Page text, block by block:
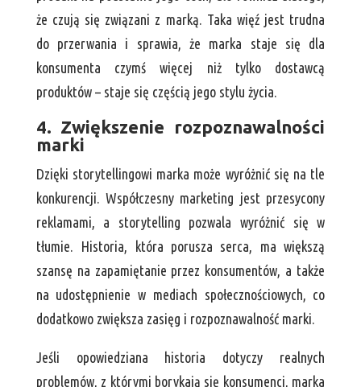
że czują się związani z marką. Taka więź jest trudna
do przerwania i sprawia, że marka staje się dla
konsumenta czymś więcej niż tylko dostawcą
produktów – staje się częścią jego stylu życia.
4. Zwiększenie rozpoznawalności
marki
Dzięki storytellingowi marka może wyróżnić się na tle
konkurencji. Współczesny marketing jest przesycony
reklamami, a storytelling pozwala wyróżnić się w
tłumie. Historia, która porusza serca, ma większą
szansę na zapamiętanie przez konsumentów, a także
na udostępnienie w mediach społecznościowych, co
dodatkowo zwiększa zasięg i rozpoznawalność marki.
Jeśli opowiedziana historia dotyczy realnych
problemów, z którymi borykają się konsumenci, marka